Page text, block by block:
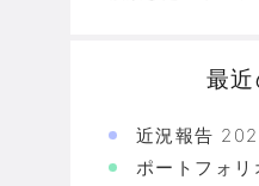
最
近況報告
ポートフォ